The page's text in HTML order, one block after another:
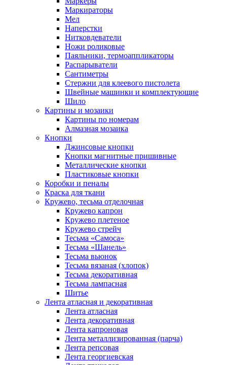
Маркираторы
Мел
Наперстки
Нитковдеватели
Ножи роликовые
Паяльники, термоаппликаторы
Распарыватели
Сантиметры
Стержни для клеевого пистолета
Швейные машинки и комплектующие
Шило
Картины и мозаики
Картины по номерам
Алмазная мозаика
Кнопки
Джинсовые кнопки
Кнопки магнитные пришивные
Металлические кнопки
Пластиковые кнопки
Коробки и пеналы
Краска для ткани
Кружево, тесьма отделочная
Кружево капрон
Кружево плетеное
Кружево стрейч
Тесьма «Самоса»
Тесьма «Шанель»
Тесьма вьюнок
Тесьма вязаная (хлопок)
Тесьма декоративная
Тесьма лампасная
Шитье
Лента атласная и декоративная
Лента атласная
Лента декоративная
Лента капроновая
Лента металлизированная (парча)
Лента репсовая
Лента георгиевская